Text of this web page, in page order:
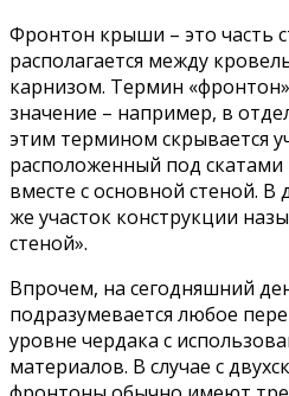
Фронтон крыши – это часть
располагается между
карнизом. Термин
значение – например, в
этим термином скрывается
расположенный под
вместе с основной стеной. В
же участок конструкции
стеной».
Впрочем, на сегодняшний
подразумевается любое
уровне чердака с
материалов. В случае с